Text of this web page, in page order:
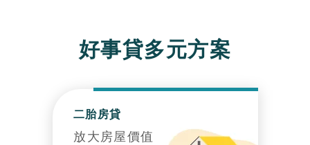
好事貸多元方案
二胎房貸
放大房屋價值